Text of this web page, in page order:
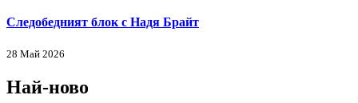
Следобедният блок с Надя Брайт
28 Май 2026
Най-ново